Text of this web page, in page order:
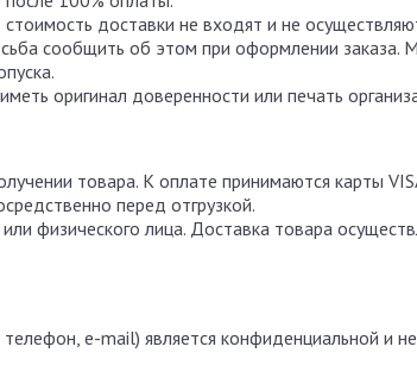
доставки не входят и не
сообщить об этом при оформлении заказа.
оригинал доверенности или печать
товара. К оплате принимаются карты
перед отгрузкой.
физического лица. Доставка товара
e-mail) является конфиденциальной и